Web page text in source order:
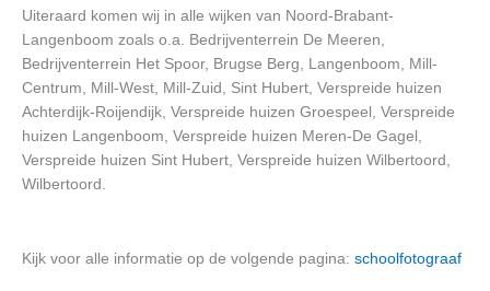
Uiteraard komen wij in alle wijken van Noord-Brabant-
Langenboom zoals o.a. Bedrijventerrein De Meeren,
Bedrijventerrein Het Spoor, Brugse Berg, Langenboom, Mill-
Centrum, Mill-West, Mill-Zuid, Sint Hubert, Verspreide huizen
Achterdijk-Roijendijk, Verspreide huizen Groespeel, Verspreide
huizen Langenboom, Verspreide huizen Meren-De Gagel,
Verspreide huizen Sint Hubert, Verspreide huizen Wilbertoord,
Wilbertoord.
Kijk voor alle informatie op de volgende pagina: schoolfotograaf